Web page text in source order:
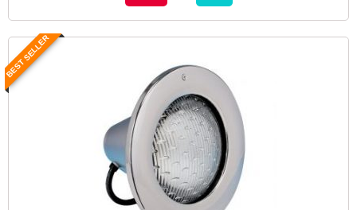
BEST SELLER